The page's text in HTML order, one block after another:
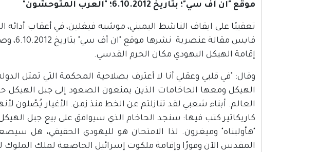
موقع "ان أف سي"؛ بتاريخ 6.10.2012؛ "العرب المتوحشون"
تعقيبًا على ايقاف الناشط اليميني، موشيه فيغلين، في أعقاب
فايس
إقامة الهيكل اليهودي مكان الحرم القدسي.
وقال: "في قلبي وعقلي أنا لا أعترف بصلاحية المحكمة التي تمثل
الهيكل ومعها الحاخامات الذين يمنعون الصعود إلى جبل الهيكل
العالم. أبناء شعبي لقد تنازلتم عن الخط منذ زمن. الأغيار يُصّلون
كاريكاتير كتب فيها: سنجد الحاخام الذي سيوافق على بيع جبل
"هأولبناه" وميغرون. لذا الامتحان هو لليهودي الحقيقي، هل
المقدس الآن وفورًا وإقامة ملكوت إسرائيل الخاضعة لملك الملوك